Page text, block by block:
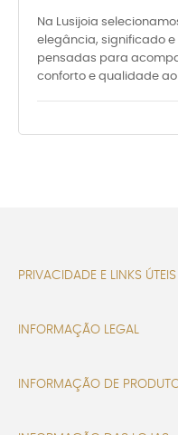
Na Lusijoia
elegância, significado
pensadas para
conforto e qualidade
PRIVACIDADE E LINKS ÚTEIS
INFORMAÇÃO LEGAL
INFORMAÇÃO DE